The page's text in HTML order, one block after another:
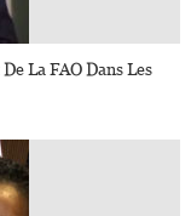
La FAO Dans Les